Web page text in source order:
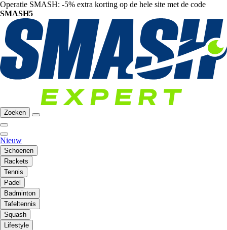
Operatie SMASH: -5% extra korting op de hele site met de code
SMASH5
Zoeken
Nieuw
Schoenen
Rackets
Tennis
Padel
Badminton
Tafeltennis
Squash
Lifestyle